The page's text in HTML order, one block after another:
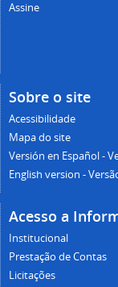
Assine
Sobre o site
Acessibilidade
Mapa do site
Versión en Español -
English version -
Acesso a
Institucional
Prestação de Contas
Licitações